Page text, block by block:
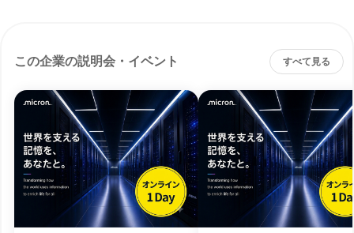
この企業の説明会・イベント すべて見る